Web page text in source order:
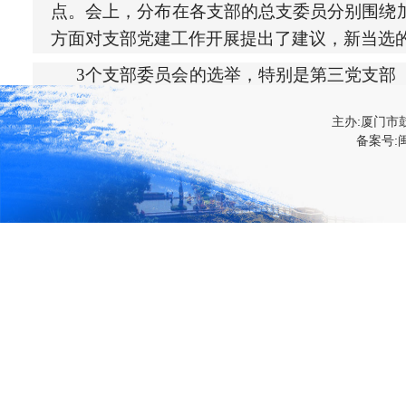
点。会上，分布在各支部的总支委员分别围
方面对支部党建工作开展提出了建议，新当选
3个支部委员会的选举，特别是第三党支部
着游览区管理处支部党建踏上了新征途。我
众组织力、社会号召力，把党支部建设成为
展的坚强战斗堡垒。（赵思琦）
主办:厦门市
备案号: